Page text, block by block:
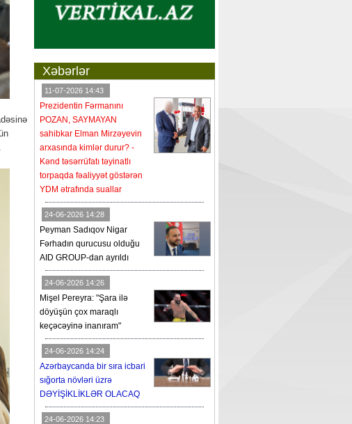
Xəbərlər
11-07-2026 14:43
Prezidentin Fərmanını
POZAN, SAYMAYAN
sahibkar Elman Mirzəyevin
arxasında kimlər durur? -
Kənd təsərrüfatı təyinatlı
torpaqda fəaliyyət göstərən
YDM ətrafında suallar
24-06-2026 14:28
Peyman Sadıqov Nigar
Fərhadın qurucusu olduğu
AID GROUP-dan ayrıldı
24-06-2026 14:26
Mişel Pereyra: "Şara ilə
döyüşün çox maraqlı
keçəcəyinə inanıram"
24-06-2026 14:24
Azərbaycanda bir sıra icbari
sığorta növləri üzrə
DƏYİŞİKLİKLƏR OLACAQ
24-06-2026 14:23